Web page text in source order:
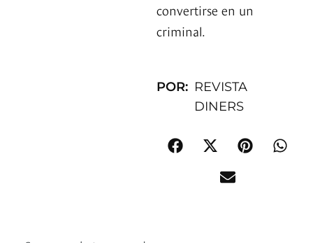
convertirse en un
criminal.
POR: REVISTA
DINERS